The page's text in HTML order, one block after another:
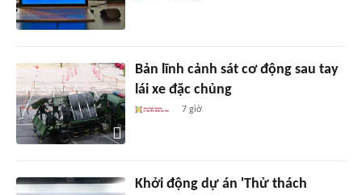
Bản lĩnh cảnh sát cơ động sau tay
lái xe đặc chủng
7 giờ
Khởi động dự án 'Thử thách